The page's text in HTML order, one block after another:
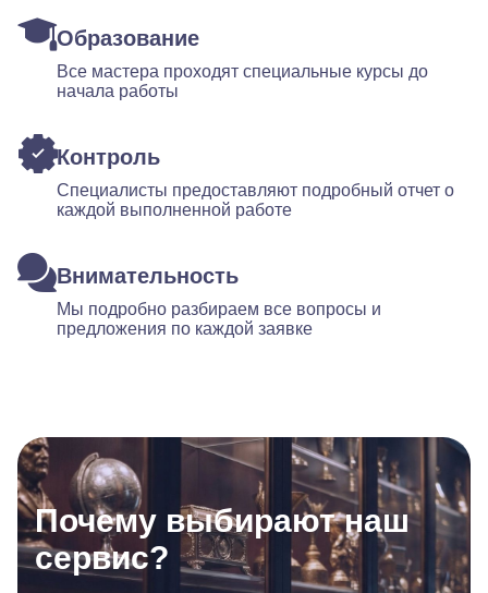
Образование
Все мастера проходят специальные курсы до
начала работы
Контроль
Специалисты предоставляют подробный отчет о
каждой выполненной работе
Внимательность
Мы подробно разбираем все вопросы и
предложения по каждой заявке
Почему выбирают наш
сервис?